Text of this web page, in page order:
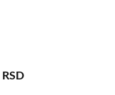
RSDCurrent